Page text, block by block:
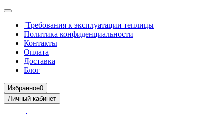
`Требования к эксплуатации теплицы
Политика конфиденциальности
Контакты
Оплата
Доставка
Блог
Избранное0
Личный кабинет